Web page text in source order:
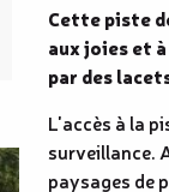
Cette piste
aux joies et
par des
L'accès à la
surveillance.
paysages de